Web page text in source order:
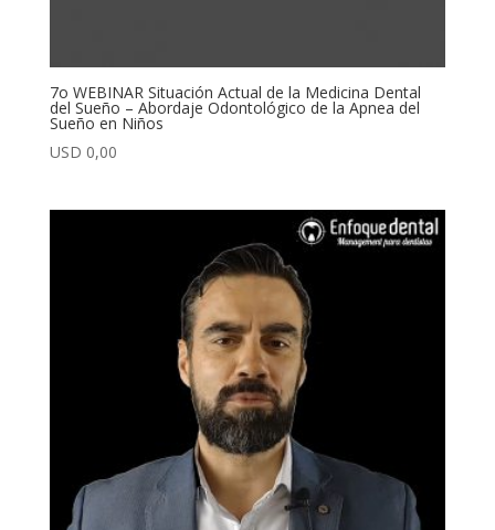
7o WEBINAR Situación Actual de la Medicina Dental
del Sueño – Abordaje Odontológico de la Apnea del
Sueño en Niños
USD 0,00